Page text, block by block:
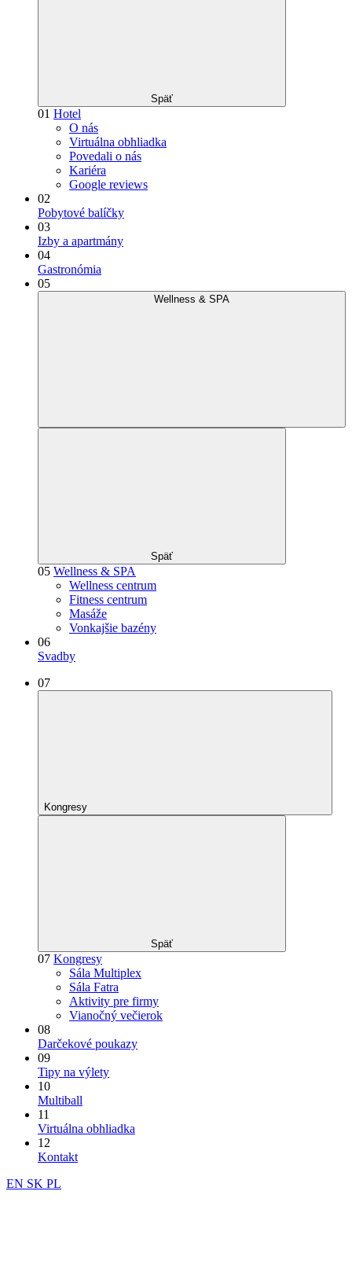
Späť
01 Hotel
O nás
Virtuálna obhliadka
Povedali o nás
Kariéra
Google reviews
02
Pobytové balíčky
03
Izby a apartmány
04
Gastronómia
05
Wellness & SPA
Späť
05 Wellness & SPA
Wellness centrum
Fitness centrum
Masáže
Vonkajšie bazény
06
Svadby
07
Kongresy
Späť
07 Kongresy
Sála Multiplex
Sála Fatra
Aktivity pre firmy
Vianočný večierok
08
Darčekové poukazy
09
Tipy na výlety
10
Multiball
11
Virtuálna obhliadka
12
Kontakt
EN SK PL